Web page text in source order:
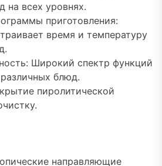
на всех уровнях.
приготовления:
время и температуру
Широкий спектр функций
блюд.
пиролитической
направляющие